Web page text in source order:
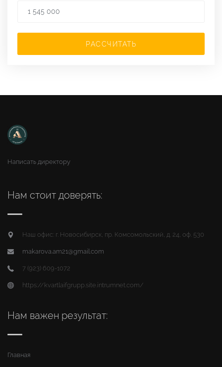
РАССЧИТАТЬ
Написать директору
Нам стоит доверять:
Наш офис: г. Новосибирск, пр. Комсомольский, д. 24, оф. 530
makarova.am21@gmail.com
7 (923) 609-1072
https://kvartlaifgrupp.site.intrumnet.com/
Нам важен результат:
Главная